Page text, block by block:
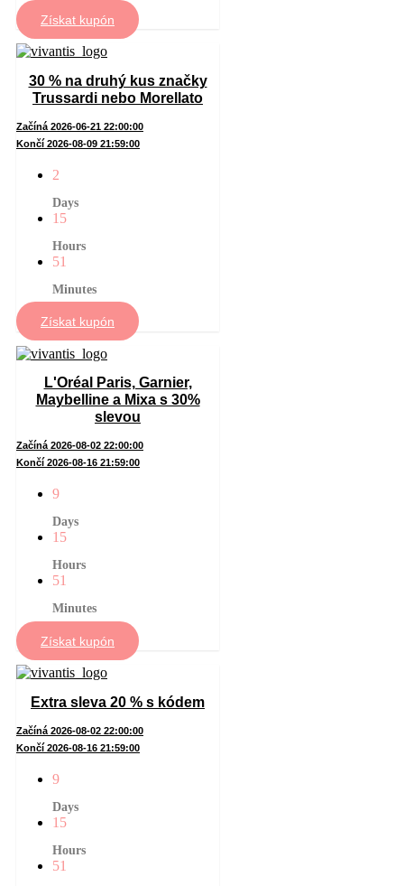
Získat kupón
30 % na druhý kus značky
Trussardi nebo Morellato
Začíná 2026-06-21 22:00:00
Končí 2026-08-09 21:59:00
2
Days
15
Hours
51
Minutes
Získat kupón
L'Oréal Paris, Garnier,
Maybelline a Mixa s 30%
slevou
Začíná 2026-08-02 22:00:00
Končí 2026-08-16 21:59:00
9
Days
15
Hours
51
Minutes
Získat kupón
Extra sleva 20 % s kódem
Začíná 2026-08-02 22:00:00
Končí 2026-08-16 21:59:00
9
Days
15
Hours
51